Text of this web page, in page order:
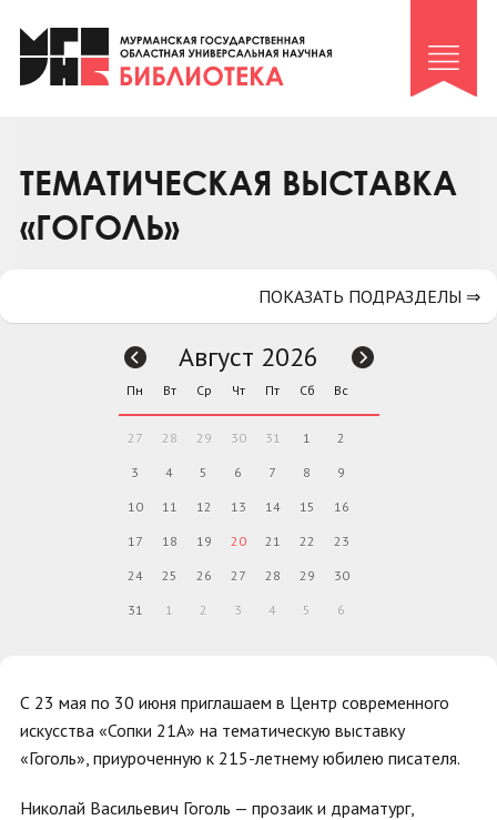
Клуб «Гиря и сельдерей»
Клуб «Семейный архив»
Коллегам
Контакты
ТЕМАТИЧЕСКАЯ ВЫСТАВКА
«ГОГОЛЬ»
С 23 мая по 30 июня приглашаем в Центр современного
искусства «Сопки 21А» на тематическую выставку
«Гоголь», приуроченную к 215-летнему юбилею писателя.
Николай Васильевич Гоголь — прозаик и драматург,
ПОКАЗАТЬ ПОДРАЗДЕЛЫ ⇒
Август 2026
Пн Вт Ср Чт Пт Сб Вс
27 28 29 30 31 1 2
3 4 5 6 7 8 9
10 11 12 13 14 15 16
17 18 19 20 21 22 23
24 25 26 27 28 29 30
31 1 2 3 4 5 6